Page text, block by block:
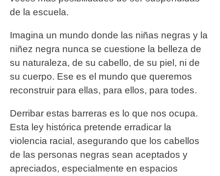
de la escuela.
Imagina un mundo donde las niñas negras y la
niñez negra nunca se cuestione la belleza de
su naturaleza, de su cabello, de su piel, ni de
su cuerpo. Ese es el mundo que queremos
reconstruir para ellas, para ellos, para todes.
Derribar estas barreras es lo que nos ocupa.
Esta ley histórica pretende erradicar la
violencia racial, asegurando que los cabellos
de las personas negras sean aceptados y
apreciados, especialmente en espacios